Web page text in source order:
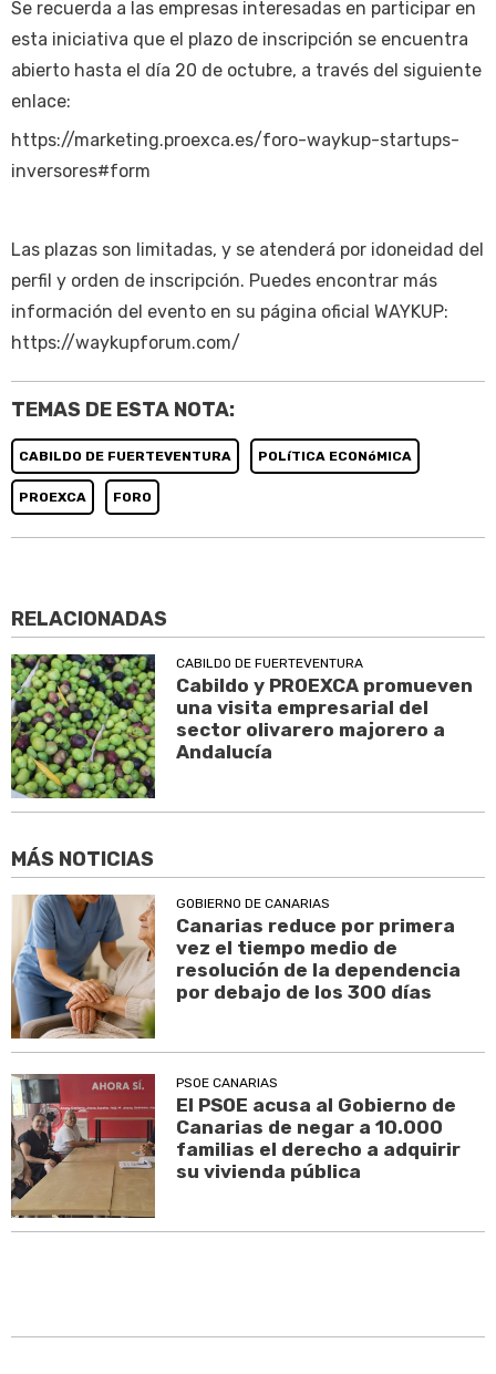
Se recuerda a las empresas interesadas en participar en
esta iniciativa que el plazo de inscripción se encuentra
abierto hasta el día 20 de octubre, a través del siguiente
enlace:
https://marketing.proexca.es/foro-waykup-startups-
inversores#form
Las plazas son limitadas, y se atenderá por idoneidad del
perfil y orden de inscripción. Puedes encontrar más
información del evento en su página oficial WAYKUP:
https://waykupforum.com/
TEMAS DE ESTA NOTA:
CABILDO DE FUERTEVENTURA POLíTICA ECONóMICA
PROEXCA FORO
RELACIONADAS
CABILDO DE FUERTEVENTURA
Cabildo y PROEXCA promueven
una visita empresarial del
sector olivarero majorero a
Andalucía
MÁS NOTICIAS
GOBIERNO DE CANARIAS
Canarias reduce por primera
vez el tiempo medio de
resolución de la dependencia
por debajo de los 300 días
PSOE CANARIAS
El PSOE acusa al Gobierno de
Canarias de negar a 10.000
familias el derecho a adquirir
su vivienda pública